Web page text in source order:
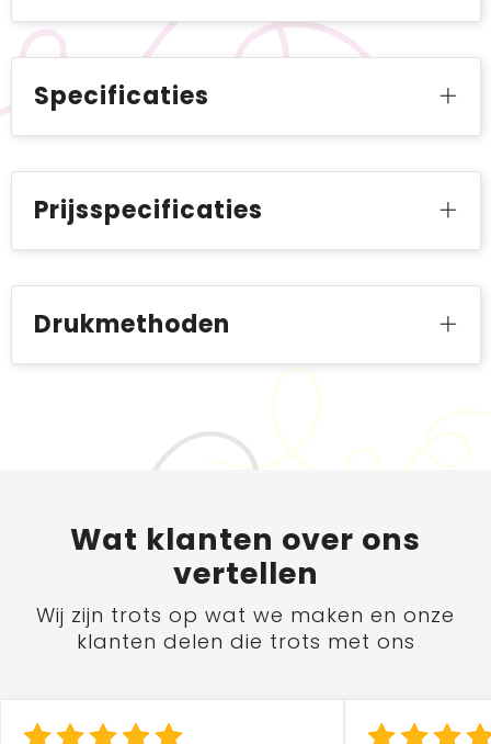
Specificaties
Prijsspecificaties
Drukmethoden
Wat klanten over ons
vertellen
Wij zijn trots op wat we maken en onze
klanten delen die trots met ons